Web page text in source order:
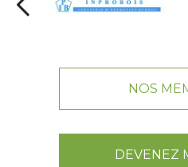
NOS
DEVENEZ